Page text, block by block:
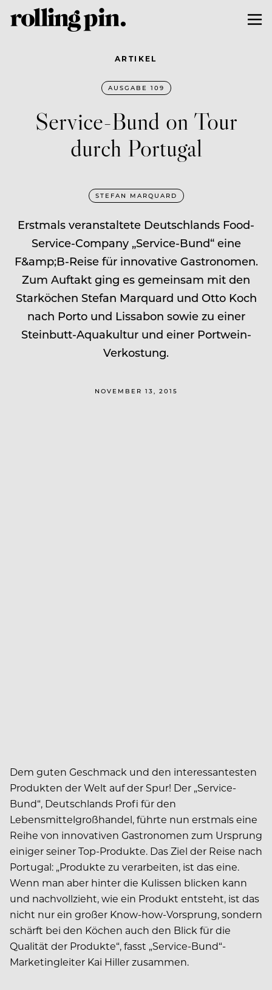
ARTIKEL
AUSGABE 109
Service-Bund on Tour
durch Portugal
STEFAN MARQUARD
Erstmals veranstaltete Deutschlands Food-
Service-Company „Service-Bund“ eine
F&amp;B-Reise für innovative Gastronomen.
Zum Auftakt ging es gemeinsam mit den
Starköchen Stefan Marquard und Otto Koch
nach Porto und Lissabon sowie zu einer
Steinbutt-Aquakultur und einer Portwein-
Verkostung.
NOVEMBER 13, 2015
Dem guten Geschmack und den interessantesten
Produkten der Welt auf der Spur! Der „Service-
Bund“, Deutschlands Profi für den
Lebensmittelgroßhandel, führte nun erstmals eine
Reihe von innovativen Gastronomen zum Ursprung
einiger seiner Top-Produkte. Das Ziel der Reise nach
Portugal: „Produkte zu verarbeiten, ist das eine.
Wenn man aber hinter die Kulissen blicken kann
und nachvollzieht, wie ein Produkt entsteht, ist das
nicht nur ein großer Know-how-Vorsprung, sondern
schärft bei den Köchen auch den Blick für die
Qualität der Produkte“, fasst „Service-Bund“-
Marketingleiter Kai Hiller zusammen.